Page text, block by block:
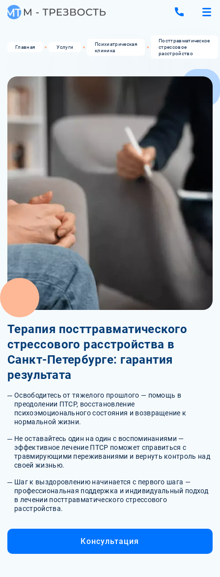
Главная Услуги
Психиатрическая
клиника
Посттравматическое
стрессовое
расстройство
Терапия посттравматического
стрессового расстройства в
Санкт-Петербурге: гарантия
результата
Освободитесь от тяжелого прошлого — помощь в
преодолении ПТСР, восстановление
психоэмоционального состояния и возвращение к
нормальной жизни.
Не оставайтесь один на один с воспоминаниями —
эффективное лечение ПТСР поможет справиться с
травмирующими переживаниями и вернуть контроль над
своей жизнью.
Шаг к выздоровлению начинается с первого шага —
профессиональная поддержка и индивидуальный подход
в лечении посттравматического стрессового
расстройства.
Консультация